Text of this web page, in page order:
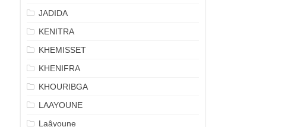
JADIDA
KENITRA
KHEMISSET
KHENIFRA
KHOURIBGA
LAAYOUNE
Laâyoune